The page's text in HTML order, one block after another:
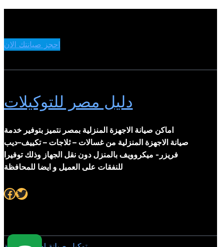
احجز صيانتك الان
دليل مصر للتوكيلات
اماكن صيانة الاجهزة المنزلية بمصر نتميز بتوفير خدمة
صيانة الاجهزة المنزلية من غسالات – ثلاجات – تكييف–ديب
فريزر- ميكروويف بالمنزل دون نقل الجهاز وذلك توفيرا
للنفقات على العميل و ايضا للمحافظة
Facebook Twitter